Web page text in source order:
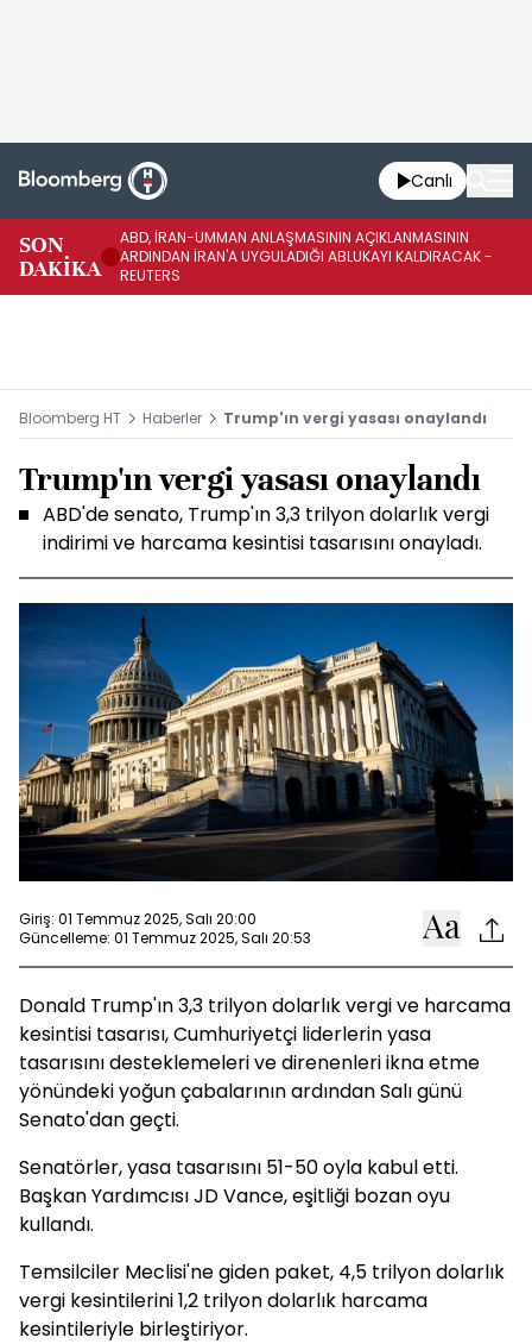
Canlı
SON
DAKİKA
ABD, İRAN-UMMAN ANLAŞMASININ AÇIKLANMASININ
ARDINDAN İRAN'A UYGULADIĞI ABLUKAYI KALDIRACAK -
REUTERS
Bloomberg HT Haberler Trump'ın vergi yasası onaylandı
Trump'ın vergi yasası onaylandı
ABD'de senato, Trump'ın 3,3 trilyon dolarlık vergi
indirimi ve harcama kesintisi tasarısını onayladı.
Giriş: 01 Temmuz 2025, Salı 20:00
Güncelleme: 01 Temmuz 2025, Salı 20:53
Donald Trump'ın 3,3 trilyon dolarlık vergi ve harcama
kesintisi tasarısı, Cumhuriyetçi liderlerin yasa
tasarısını desteklemeleri ve direnenleri ikna etme
yönündeki yoğun çabalarının ardından Salı günü
Senato'dan geçti.
Senatörler, yasa tasarısını 51-50 oyla kabul etti.
Başkan Yardımcısı JD Vance, eşitliği bozan oyu
kullandı.
Temsilciler Meclisi'ne giden paket, 4,5 trilyon dolarlık
vergi kesintilerini 1,2 trilyon dolarlık harcama
kesintileriyle birleştiriyor.